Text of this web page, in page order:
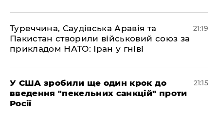
​Туреччина, Саудівська Аравія та
Пакистан створили військовий союз за
прикладом НАТО: Іран у гніві
21:19
​У США зробили ще один крок до
введення "пекельних санкцій" проти
Росії
21:15